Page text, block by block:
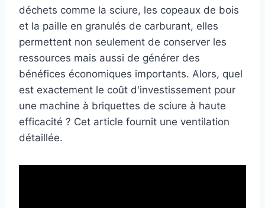
déchets comme la sciure, les copeaux de bois
et la paille en granulés de carburant, elles
permettent non seulement de conserver les
ressources mais aussi de générer des
bénéfices économiques importants. Alors, quel
est exactement le coût d'investissement pour
une machine à briquettes de sciure à haute
efficacité ? Cet article fournit une ventilation
détaillée.